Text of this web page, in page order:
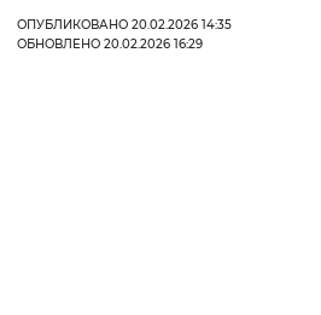
ОПУБЛИКОВАНО 20.02.2026 14:35
ОБНОВЛЕНО 20.02.2026 16:29